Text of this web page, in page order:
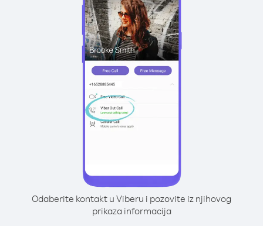
Odaberite kontakt u Viberu i pozovite iz njihovog
prikaza informacija